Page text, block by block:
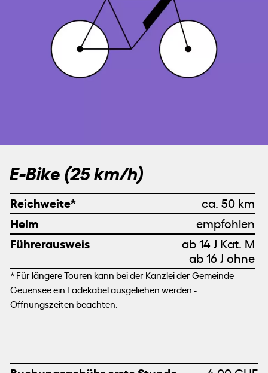
JOURNAL
EIN ENGAGEMENT DER
ALBERT KOECHLIN STIFTUNG
Newsletter
Datenschutz
E-Bike (25 km/h)
Reichweite* ca. 50 km
Helm empfohlen
Führerausweis
ab 14 J Kat. M
ab 16 J ohne
* Für längere Touren kann bei der Kanzlei der Gemeinde
Geuensee ein Ladekabel ausgeliehen werden -
Öffnungszeiten beachten.